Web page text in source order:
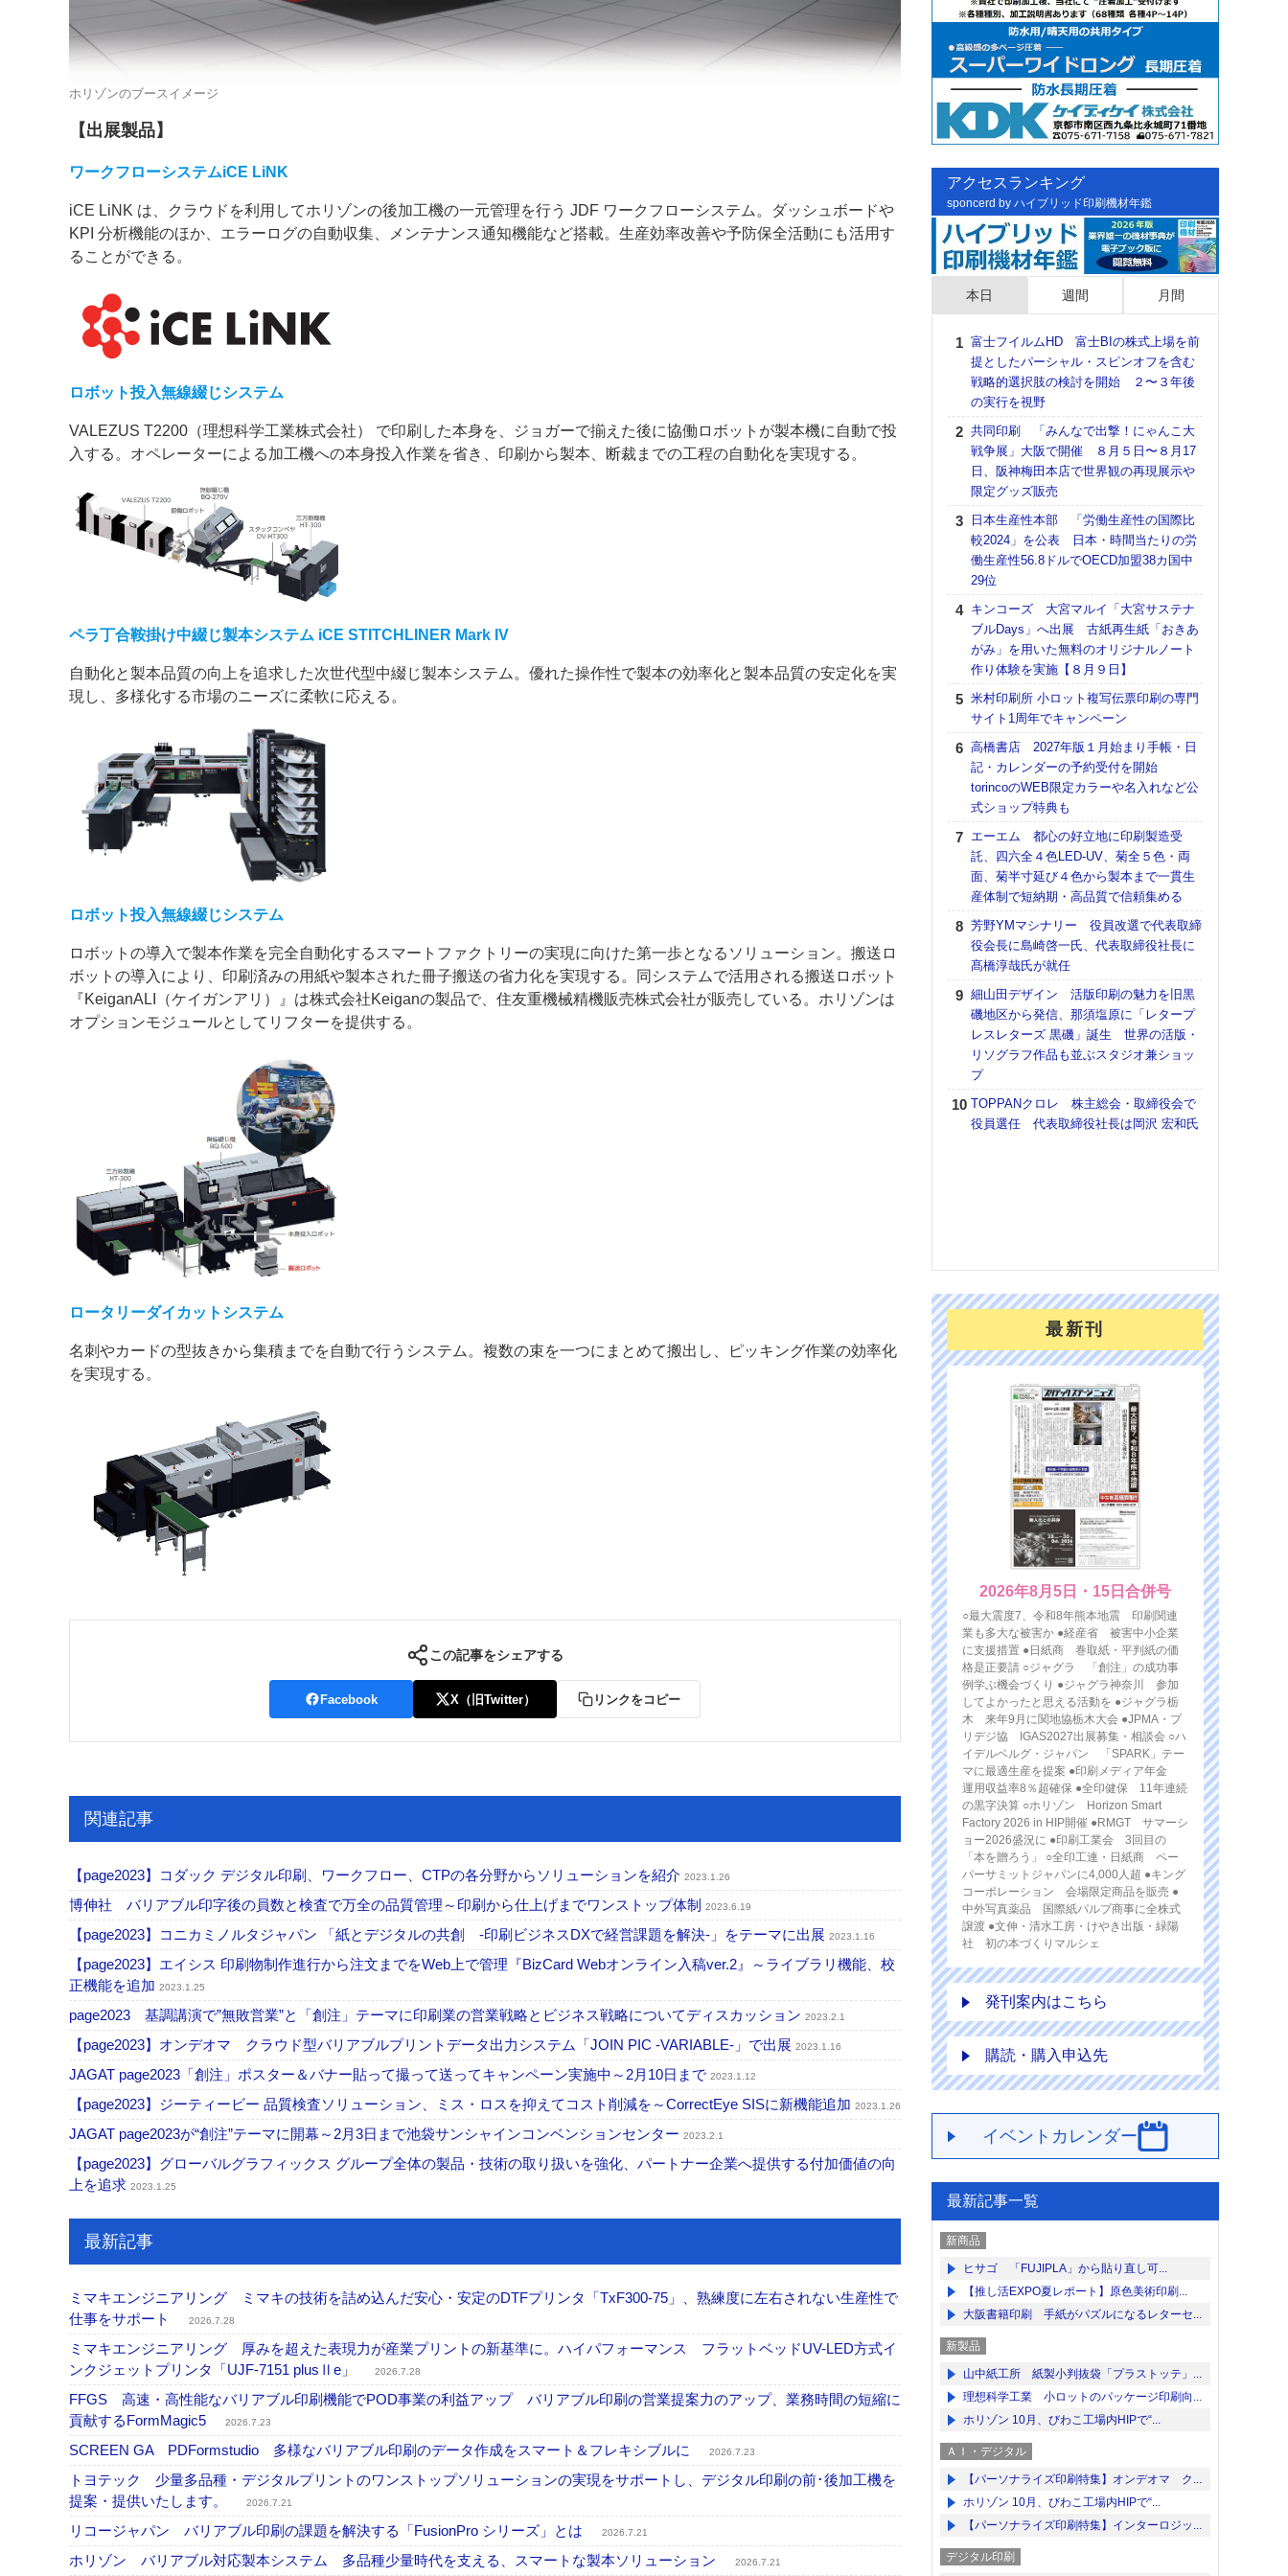
ホリゾンのブースイメージ
【出展製品】
ワークフローシステムiCE LiNK
iCE LiNK は、クラウドを利用してホリゾンの後加工機の一元管理を行う JDF ワークフローシステム。ダッシュボードや
KPI 分析機能のほか、エラーログの自動収集、メンテナンス通知機能など搭載。生産効率改善や予防保全活動にも活用す
ることができる。
ロボット投入無線綴じシステム
VALEZUS T2200（理想科学工業株式会社） で印刷した本身を、ジョガーで揃えた後に協働ロボットが製本機に自動で投
入する。オペレーターによる加工機への本身投入作業を省き、印刷から製本、断裁までの工程の自動化を実現する。
ペラ丁合鞍掛け中綴じ製本システム iCE STITCHLINER Mark IV
自動化と製本品質の向上を追求した次世代型中綴じ製本システム。優れた操作性で製本の効率化と製本品質の安定化を実
現し、多様化する市場のニーズに柔軟に応える。
ロボット投入無線綴じシステム
ロボットの導入で製本作業を完全自動化するスマートファクトリーの実現に向けた第一歩となるソリューション。搬送ロ
ボットの導入により、印刷済みの用紙や製本された冊子搬送の省力化を実現する。同システムで活用される搬送ロボット
『KeiganALI（ケイガンアリ）』は株式会社Keiganの製品で、住友重機械精機販売株式会社が販売している。ホリゾンは
オプションモジュールとしてリフターを提供する。
ロータリーダイカットシステム
名刺やカードの型抜きから集積までを自動で行うシステム。複数の束を一つにまとめて搬出し、ピッキング作業の効率化
を実現する。
この記事をシェアする
Facebook X（旧Twitter） リンクをコピー
関連記事
【page2023】コダック デジタル印刷、ワークフロー、CTPの各分野からソリューションを紹介 2023.1.26
博伸社 バリアブル印字後の員数と検査で万全の品質管理～印刷から仕上げまでワンストップ体制 2023.6.19
【page2023】コニカミノルタジャパン 「紙とデジタルの共創 -印刷ビジネスDXで経営課題を解決-」をテーマに出展 2023.1.16
【page2023】エイシス 印刷物制作進行から注文までをWeb上で管理『BizCard Webオンライン入稿ver.2』～ライブラリ機能、校
正機能を追加 2023.1.25
page2023 基調講演で”無敗営業”と「創注」テーマに印刷業の営業戦略とビジネス戦略についてディスカッション 2023.2.1
【page2023】オンデオマ クラウド型バリアブルプリントデータ出力システム「JOIN PIC -VARIABLE-」で出展 2023.1.16
JAGAT page2023「創注」ポスター＆バナー貼って撮って送ってキャンペーン実施中～2月10日まで 2023.1.12
【page2023】ジーティービー 品質検査ソリューション、ミス・ロスを抑えてコスト削減を～CorrectEye SISに新機能追加 2023.1.26
JAGAT page2023が“創注”テーマに開幕～2月3日まで池袋サンシャインコンベンションセンター 2023.2.1
【page2023】グローバルグラフィックス グループ全体の製品・技術の取り扱いを強化、パートナー企業へ提供する付加価値の向
上を追求 2023.1.25
最新記事
ミマキエンジニアリング ミマキの技術を詰め込んだ安心・安定のDTFプリンタ「TxF300-75」、熟練度に左右されない生産性で
仕事をサポート
2026.7.28
ミマキエンジニアリング 厚みを超えた表現力が産業プリントの新基準に。ハイパフォーマンス フラットベッドUV-LED方式イ
ンクジェットプリンタ「UJF-7151 plusⅡe」
2026.7.28
FFGS 高速・高性能なバリアブル印刷機能でPOD事業の利益アップ バリアブル印刷の営業提案力のアップ、業務時間の短縮に
貢献するFormMagic5
2026.7.23
SCREEN GA PDFormstudio 多様なバリアブル印刷のデータ作成をスマート＆フレキシブルに 2026.7.23
トヨテック 少量多品種・デジタルプリントのワンストップソリューションの実現をサポートし、デジタル印刷の前･後加工機を
提案・提供いたします。
2026.7.21
リコージャパン バリアブル印刷の課題を解決する「FusionPro シリーズ」とは 2026.7.21
ホリゾン バリアブル対応製本システム 多品種少量時代を支える、スマートな製本ソリューション 2026.7.21
アクセスランキング
sponcerd by ハイブリッド印刷機材年鑑
本日 週間 月間
富士フイルムHD 富士BIの株式上場を前
提としたパーシャル・スピンオフを含む
戦略的選択肢の検討を開始 ２〜３年後
の実行を視野
共同印刷 「みんなで出撃！にゃんこ大
戦争展」大阪で開催 ８月５日〜８月17
日、阪神梅田本店で世界観の再現展示や
限定グッズ販売
日本生産性本部 「労働生産性の国際比
較2024」を公表 日本・時間当たりの労
働生産性56.8ドルでOECD加盟38カ国中
29位
キンコーズ 大宮マルイ「大宮サステナ
ブルDays」へ出展 古紙再生紙「おきあ
がみ」を用いた無料のオリジナルノート
作り体験を実施【８月９日】
米村印刷所 小ロット複写伝票印刷の専門
サイト1周年でキャンペーン
高橋書店 2027年版１月始まり手帳・日
記・カレンダーの予約受付を開始
torincoのWEB限定カラーや名入れなど公
式ショップ特典も
エーエム 都心の好立地に印刷製造受
託、四六全４色LED-UV、菊全５色・両
面、菊半寸延び４色から製本まで一貫生
産体制で短納期・高品質で信頼集める
芳野YMマシナリー 役員改選で代表取締
役会長に島崎啓一氏、代表取締役社長に
髙橋淳哉氏が就任
細山田デザイン 活版印刷の魅力を旧黒
磯地区から発信、那須塩原に「レタープ
レスレターズ 黒磯」誕生 世界の活版・
リソグラフ作品も並ぶスタジオ兼ショッ
プ
TOPPANクロレ 株主総会・取締役会で
役員選任 代表取締役社長は岡沢 宏和氏
最新刊
2026年8月5日・15日合併号
○最大震度7、令和8年熊本地震 印刷関連
業も多大な被害か ●経産省 被害中小企業
に支援措置 ●日紙商 巻取紙・平判紙の価
格是正要請 ○ジャグラ 「創注」の成功事
例学ぶ機会づくり ●ジャグラ神奈川 参加
してよかったと思える活動を ●ジャグラ栃
木 来年9月に関地協栃木大会 ●JPMA・プ
リデジ協 IGAS2027出展募集・相談会 ○ハ
イデルベルグ・ジャパン 「SPARK」テー
マに最適生産を提案 ●印刷メディア年金
運用収益率8％超確保 ●全印健保 11年連続
の黒字決算 ○ホリゾン Horizon Smart
Factory 2026 in HIP開催 ●RMGT サマーシ
ョー2026盛況に ●印刷工業会 3回目の
「本を贈ろう」 ○全印工連・日紙商 ペー
パーサミットジャパンに4,000人超 ●キング
コーポレーション 会場限定商品を販売 ●
中外写真薬品 国際紙パルプ商事に全株式
譲渡 ●文伸・清水工房・けやき出版・緑陽
社 初の本づくりマルシェ
発刊案内はこちら
購読・購入申込先
イベントカレンダー
最新記事一覧
新商品
ヒサゴ 「FUJIPLA」から貼り直し可...
【推し活EXPO夏レポート】原色美術印刷...
大阪書籍印刷 手紙がパズルになるレターセ...
新製品
山中紙工所 紙製小判抜袋「プラストッテ」...
理想科学工業 小ロットのパッケージ印刷向...
ホリゾン 10月、びわこ工場内HIPで“...
ＡＩ・デジタル
【パーソナライズ印刷特集】オンデオマ ク...
ホリゾン 10月、びわこ工場内HIPで“...
【パーソナライズ印刷特集】インターロジッ...
デジタル印刷